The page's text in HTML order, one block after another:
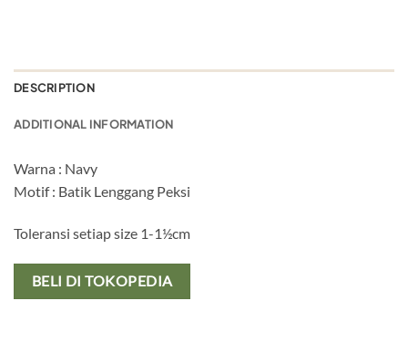
DESCRIPTION
ADDITIONAL INFORMATION
Warna : Navy
Motif : Batik Lenggang Peksi
Toleransi setiap size 1-1½cm
BELI DI TOKOPEDIA